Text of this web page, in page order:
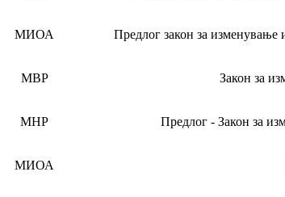
МИОА Предлог закон за изменување
МВР Закон за
МНР Предлог - Закон за
МИОА